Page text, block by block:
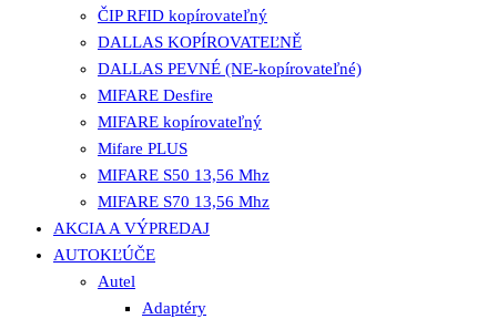
ČIP RFID kopírovateľný
DALLAS KOPÍROVATEĽNĚ
DALLAS PEVNÉ (NE-kopírovateľné)
MIFARE Desfire
MIFARE kopírovateľný
Mifare PLUS
MIFARE S50 13,56 Mhz
MIFARE S70 13,56 Mhz
AKCIA A VÝPREDAJ
AUTOKĽÚČE
Autel
Adaptéry